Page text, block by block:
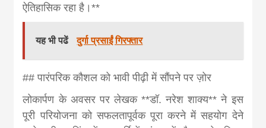
ऐतिहासिक रहा है।**
यह भी पढें दुर्गा प्रसाईं गिरफ्तार
## पारंपरिक कौशल को भावी पीढ़ी में सौंपने पर ज़ोर
लोकार्पण के अवसर पर लेखक **डॉ. नरेश शाक्य** ने इस
पूरी परियोजना को सफलतापूर्वक पूरा करने में सहयोग देने